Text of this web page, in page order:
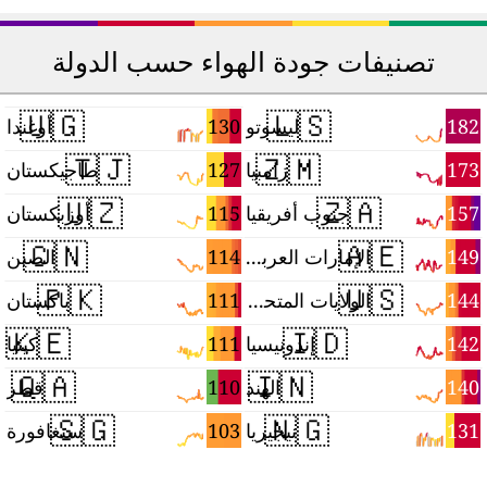
تصنيفات جودة الهواء حسب الدولة
🇱🇸 182 ليسوتو
🇿🇲 173 زامبيا
🇿🇦 157 جنوب أفريقيا
🇦🇪 149 الإمارات العربية المتحدة
🇺🇸 144 الولايات المتحدة
🇮🇩 142 إندونيسيا
🇮🇳 140 الهند
🇳🇬 131 نيجيريا
🇺🇬 130 أوغندا
🇹🇯 127 طاجيكستان
🇺🇿 115 أوزبكستان
🇨🇳 114 الصين
🇵🇰 111 باكستان
🇰🇪 111 كينيا
🇶🇦 110 قطر
🇸🇬 103 سنغافورة